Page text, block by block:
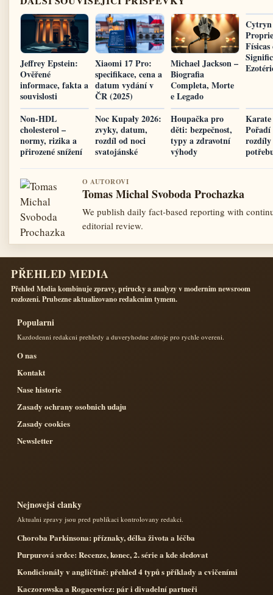
Jeffrey Epstein:
Ověřené
informace, fakta a
souvislosti
Xiaomi 17 Pro:
specifikace, cena a
datum vydání v
ČR (2025)
Michael Jackson –
Biografia
Completa, Morte
e Legado
Físicas
Non-HDL
cholesterol –
normy, rizika a
přirozené snížení
Noc Kupały 2026:
zvyky, datum,
rozdíl od noci
svatojánské
Houpačka pro
děti: bezpečnost,
typy a zdravotní
výhody
rozdíly
O AUTOROVI
Tomas Michal Svoboda Prochazka
We publish daily fact-based reporting with
editorial review.
PŘEHLED MEDIA
Přehled Media kombinuje zpravy, prirucky a analyzy v modernim newsroom
rozlozeni. Prubezne aktualizovano redakcnim tymem.
Popularni
Kazdodenni redakcni prehledy a duveryhodne zdroje pro rychle overeni.
O nas
Kontakt
Nase historie
Zasady ochrany osobnich udaju
Zasady cookies
Newsletter
Nejnovejsi clanky
Aktualni zpravy jsou pred publikaci kontrolovany redakci.
Choroba Parkinsona: příznaky, délka života a léčba
Purpurová srdce: Recenze, konec, 2. série a kde sledovat
Kondicionály v angličtině: přehled 4 typů s příklady a cvičeními
Kaczorowska a Rogacewicz: pár i divadelní partneři